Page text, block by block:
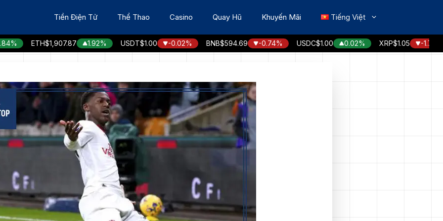
Tiền Điện Tử Thể Thao Casino Quay Hũ Khuyến Mãi Tiếng Việt
ETH $1,907.87 1.92% USDT$1.00 -0.02% BNB $594.69 -0.74% USDC$1.00 0.02% XRP $1.05 -1.76%